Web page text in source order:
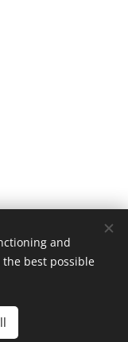
- Verein Social
and
best possible